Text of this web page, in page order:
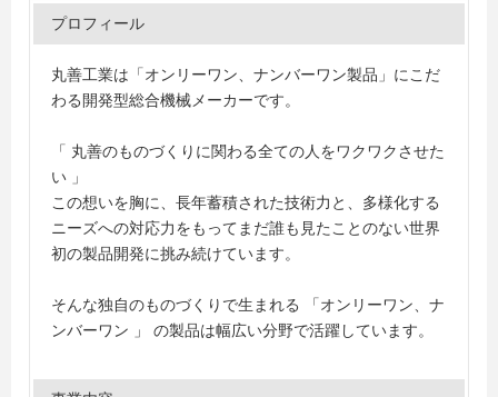
プロフィール
丸善工業は「オンリーワン、ナンバーワン製品」にこだ
わる開発型総合機械メーカーです。
「 丸善のものづくりに関わる全ての人をワクワクさせた
い 」
この想いを胸に、長年蓄積された技術力と、多様化する
ニーズへの対応力をもってまだ誰も見たことのない世界
初の製品開発に挑み続けています。
そんな独自のものづくりで生まれる 「オンリーワン、ナ
ンバーワン 」 の製品は幅広い分野で活躍しています。